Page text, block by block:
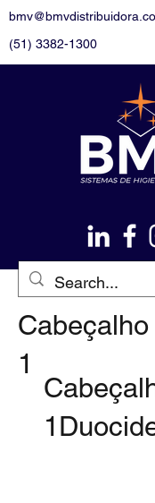
(51) 3382-1300
Cabeçalho
1